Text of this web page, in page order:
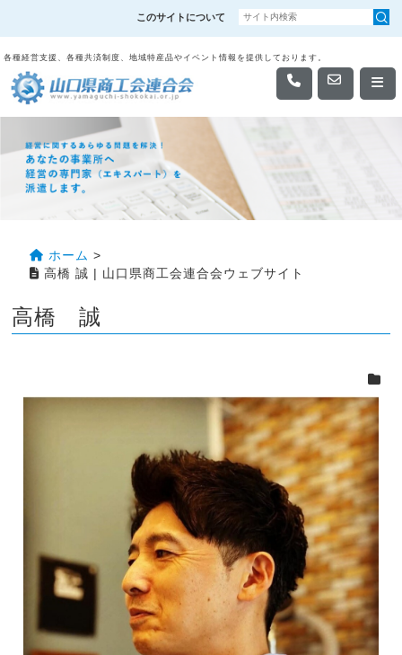
このサイトについて
各種経営支援、各種共済制度、地域特産品やイベント情報を提供しております。
ホーム >
高橋 誠 | 山口県商工会連合会ウェブサイト
高橋 誠